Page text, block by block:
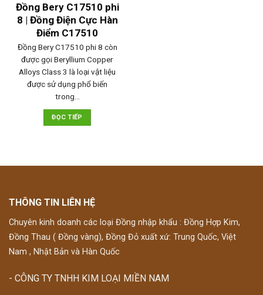
Đồng Bery C17510 phi
8 | Đồng Điện Cực Hàn
Điểm C17510
Đồng Bery C17510 phi 8 còn
được gọi Beryllium Copper
Alloys Class 3 là loại vật liệu
được sử dụng phổ biến
trong…
ĐỌC TIẾP
THÔNG TIN LIÊN HỆ
Chuyên kinh doanh các loại Đồng nhập khẩu : Đồng Hợp Kim,
Đồng Thau ( Đồng vàng), Đồng Đỏ xuất xứ: Trung Quốc, Việt
Nam , Nhật Bản và Hàn Quốc
- CÔNG TY TNHH KIM LOẠI MIỀN NAM